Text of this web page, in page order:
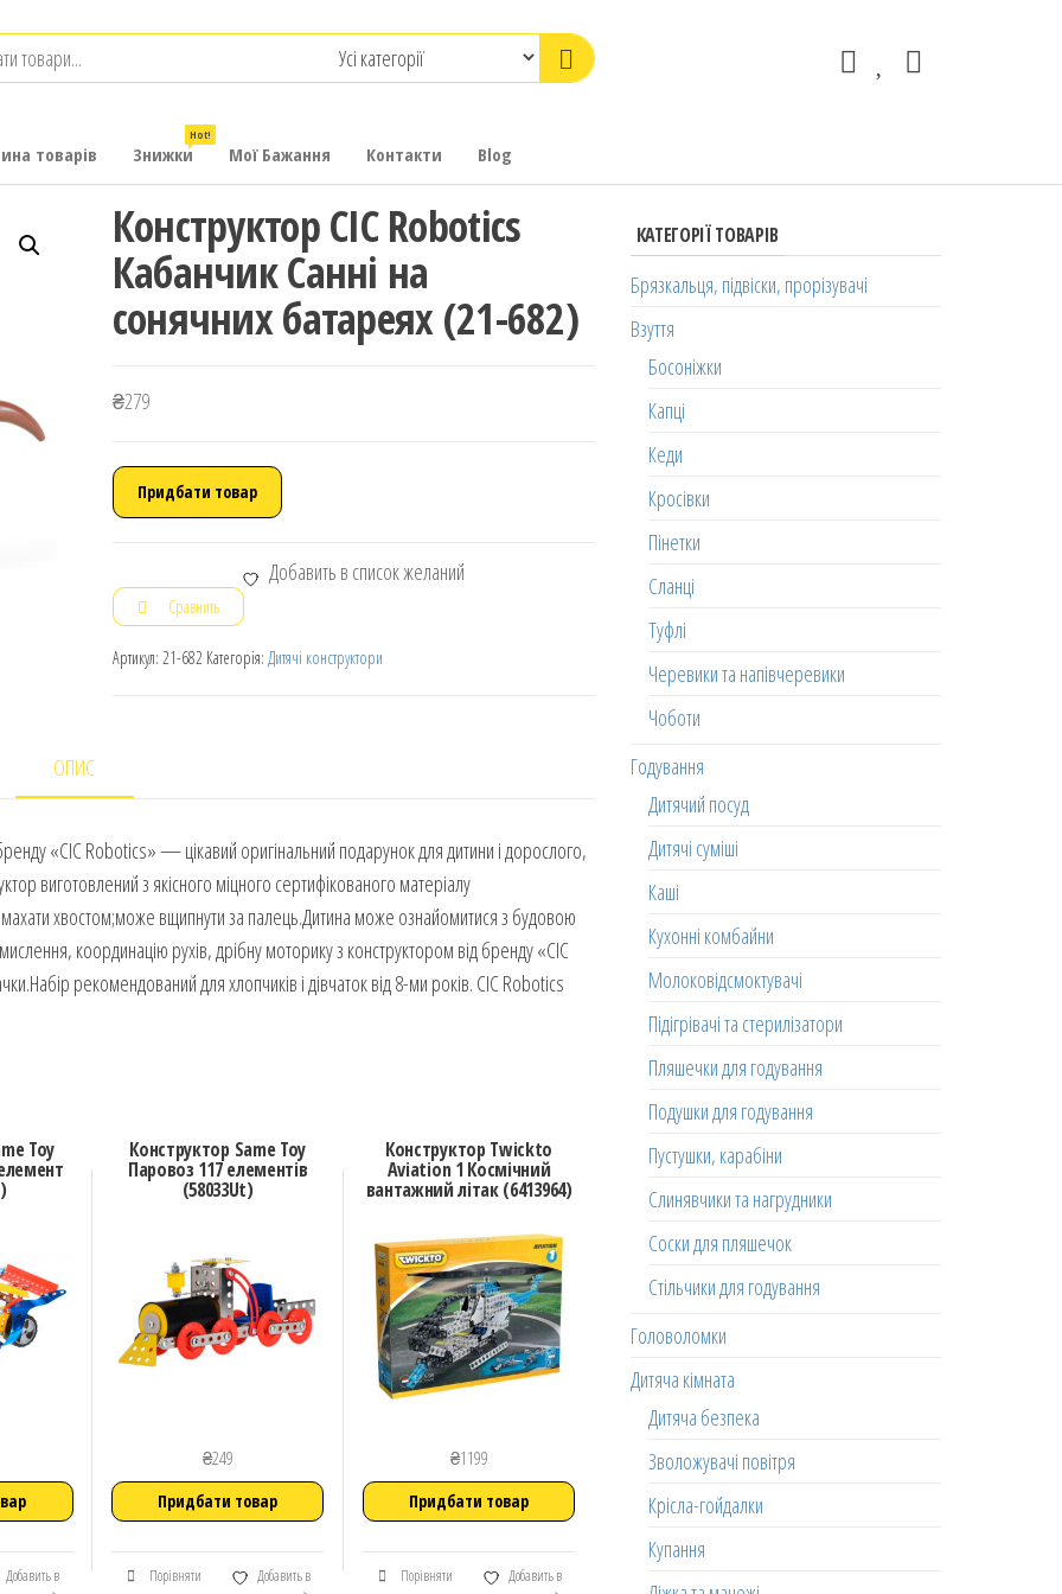
товарів Знижки
Hot!
Мої Бажання Контакти Blog
Конструктор CIC Robotics
Кабанчик Санні на
сонячних батареях (21-682)
₴279
Придбати товар
Добавить в список желаний
Сравнить
Артикул: 21-682 Категорія: Дитячі конструктори
ОПИС
«CIC Robotics» — цікавий оригінальний подарунок для дитини і дорослого,
виготовлений з якісного міцного сертифікованого матеріалу
махати хвостом;може вщипнути за палець.Дитина може ознайомитися з будовою
координацію рухів, дрібну моторику з конструктором від бренду «CIC
рекомендований для хлопчиків і дівчаток від 8-ми років. CIC Robotics
Toy
Добавить в
Конструктор Same Toy
Паровоз 117 елементів
(58033Ut)
₴249
Придбати товар
Порівняти
Добавить в
Конструктор Twickto
Aviation 1 Космічний
вантажний літак (6413964)
₴1199
Придбати товар
Порівняти
Добавить в
КАТЕГОРІЇ ТОВАРІВ
Брязкальця, підвіски, прорізувачі
Взуття
Босоніжки
Капці
Кеди
Кросівки
Пінетки
Сланці
Туфлі
Черевики та напівчеревики
Чоботи
Годування
Дитячий посуд
Дитячі суміші
Каші
Кухонні комбайни
Молоковідсмоктувачі
Підігрівачі та стерилізатори
Пляшечки для годування
Подушки для годування
Пустушки, карабіни
Слинявчики та нагрудники
Соски для пляшечок
Стільчики для годування
Головоломки
Дитяча кімната
Дитяча безпека
Зволожувачі повітря
Крісла-гойдалки
Купання